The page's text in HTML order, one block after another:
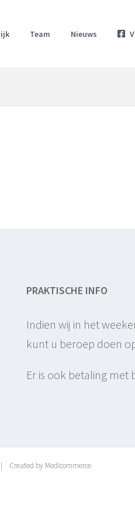
Team Nieuws
PRAKTISCHE INFO
Indien wij in het
kunt u beroep doen
Er is ook betaling
Created by Medicommerce